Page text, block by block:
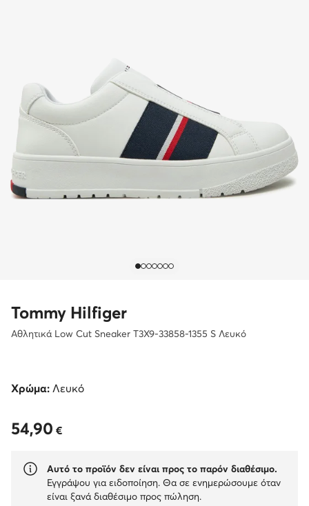
Tommy Hilfiger
Αθλητικά Low Cut Sneaker T3X9-33858-1355 S Λευκό
Χρώμα: Λευκό
54,90 €
54,90 €
Αυτό το προϊόν δεν είναι προς το παρόν διαθέσιμο.
Εγγράψου για ειδοποίηση. Θα σε ενημερώσουμε όταν
είναι ξανά διαθέσιμο προς πώληση.